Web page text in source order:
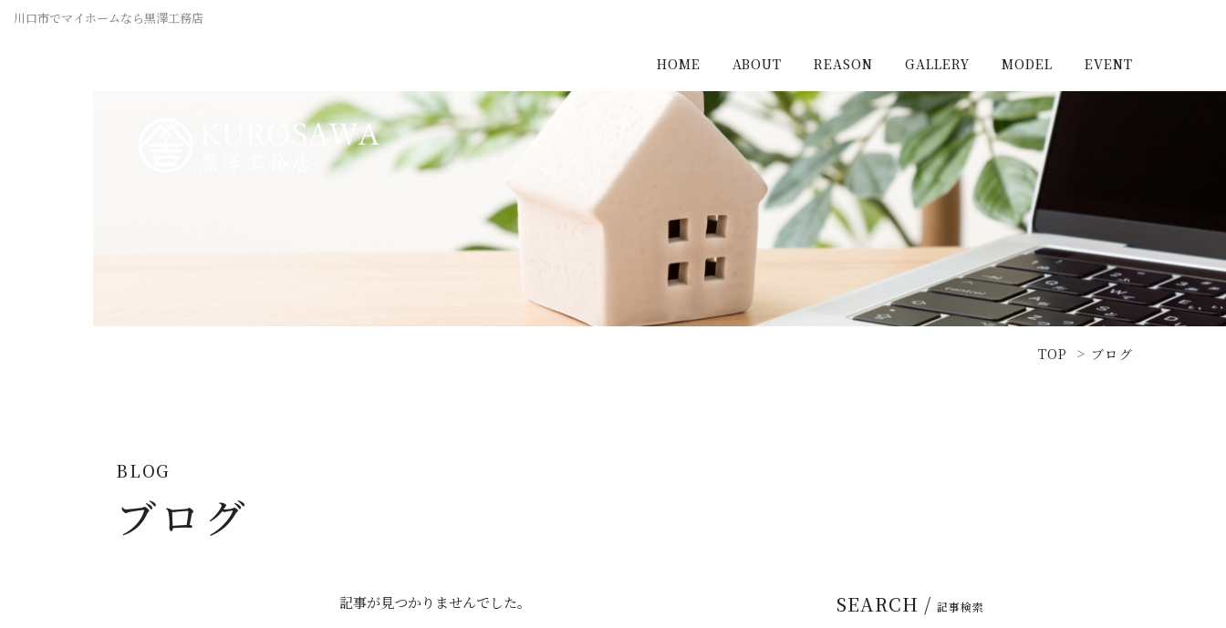
川口市でマイホームなら黒澤工務店
HOME ABOUT REASON GALLERY
施工実例（新築）
施工実例（リノベーショ
ン）
MODEL
浦和住宅公園
浦和住宅展示場Miraizu
大宮北ハウジングステージ
EVENT
TOP ブログ
BLOG
ブログ
記事が見つかりませんでした。 SEARCH / 記事検索